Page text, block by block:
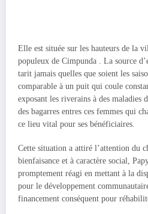
Elle est située sur les hauteurs de la
populeux de Cimpunda . La source
tarit jamais quelles que soient les
comparable à un puit qui coule
exposant les riverains à des maladies
des bagarres entres ces femmes qui
ce lieu vital pour ses bénéficiaires.
Cette situation a attiré l’attention du
bienfaisance et à caractère social,
promptement réagi en mettant à la
pour le développement
financement conséquent pour